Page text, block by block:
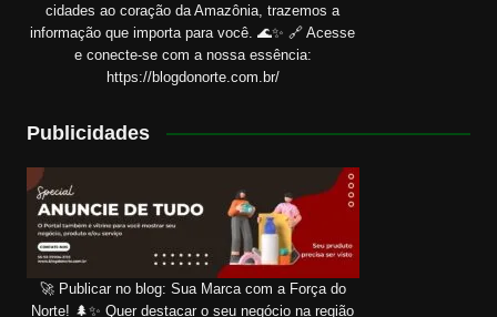
cidades ao coração da Amazônia, trazemos a
informação que importa para você. 🌊✨ 🔗 Acesse
e conecte-se com a nossa essência:
https://blogdonorte.com.br/
Publicidades
🚀 Publicar no blog: Sua Marca com a Força do
Norte! 🌲✨ Quer destacar o seu negócio na região